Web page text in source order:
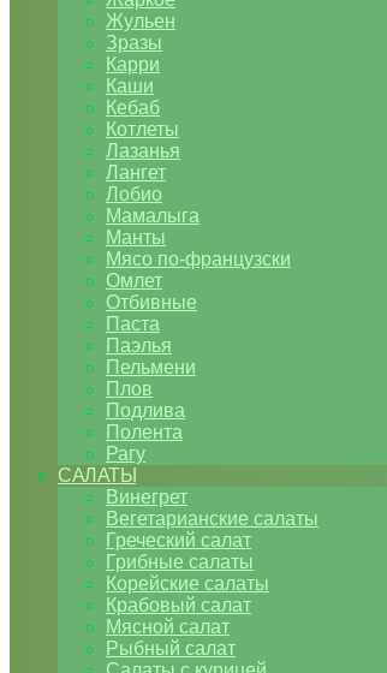
Жульен
Зразы
Карри
Каши
Кебаб
Котлеты
Лазанья
Лангет
Лобио
Мамалыга
Манты
Мясо по-французски
Омлет
Отбивные
Паста
Паэлья
Пельмени
Плов
Подлива
Полента
Рагу
САЛАТЫ
Винегрет
Вегетарианские салаты
Греческий салат
Грибные салаты
Корейские салаты
Крабовый салат
Мясной салат
Рыбный салат